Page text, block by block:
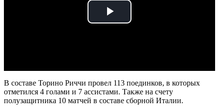
Play
В составе Торино Риччи провел 113 поединков, в которых
отметился 4 голами и 7 ассистами. Также на счету
полузащитника 10 матчей в составе сборной Италии.